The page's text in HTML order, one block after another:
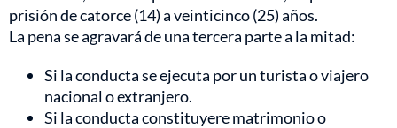
prisión de catorce (14) a veinticinco (25) años.
La pena se agravará de una tercera parte a la mitad:
Si la conducta se ejecuta por un turista o viajero
nacional o extranjero.
Si la conducta constituyere matrimonio o